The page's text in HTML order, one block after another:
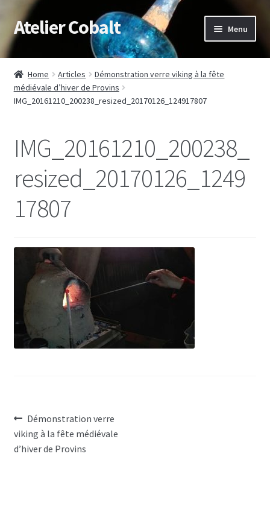
Skip
to
Skip
to
Atelier Cobalt Menu
Démonstrations / médiation
Muséographie
Articles/photos
Expand
menu
Boutique/Shop
Home Articles
Démonstration verre viking à la fête
médiévale d’hiver de Provins
IMG_20161210_200238_resized_20170126_124917807
IMG_20161210_200238_
resized_20170126_1249
17807
Post
navigation
Previous
post:
Démonstration verre
viking à la fête médiévale
d’hiver de Provins